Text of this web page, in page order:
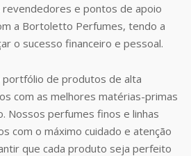
e pontos de apoio
a Bortoletto Perfumes, tendo a
o sucesso financeiro e pessoal.
de produtos de alta
com as melhores matérias-primas
Nossos perfumes finos e linhas
com o máximo cuidado e atenção
que cada produto seja perfeito